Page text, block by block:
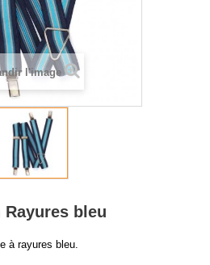
l'image
bleu
à rayures bleu.